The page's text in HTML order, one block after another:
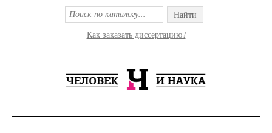
Найти
Как заказать диссертацию?